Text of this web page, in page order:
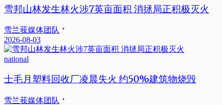
雪邦山林发生林火涉7英亩面积 消拯局正积极灭火
雪兰莪媒体团队
2026-08-03
national
士毛月塑料回收厂凌晨失火 约50%建筑物烧毁
雪兰莪媒体团队